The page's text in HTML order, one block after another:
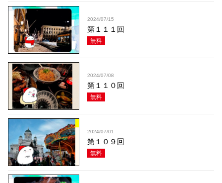
2024/07/15
第１１１回
無料
2024/07/08
第１１０回
無料
2024/07/01
第１０９回
無料